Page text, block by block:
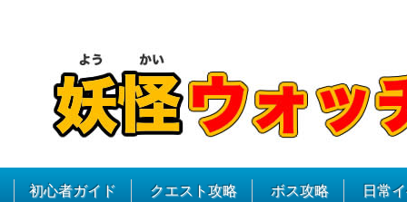
初心者ガイド クエスト攻略 ボス攻略 日常